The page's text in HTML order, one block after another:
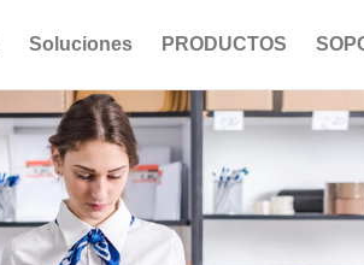
Soluciones PRODUCTOS